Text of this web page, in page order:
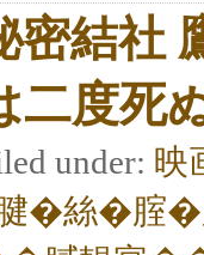
密結社
二度死
under: 映